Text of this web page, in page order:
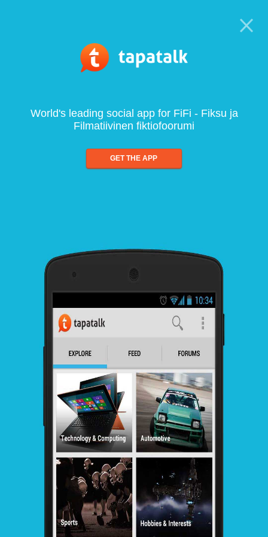
World's leading social app for FiFi - Fiksu ja
Filmatiivinen fiktiofoorumi
GET THE APP